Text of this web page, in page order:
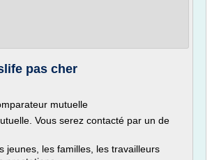
pas cher
mutuelle
Vous serez contacté par un de
jeunes, les familles, les travailleurs